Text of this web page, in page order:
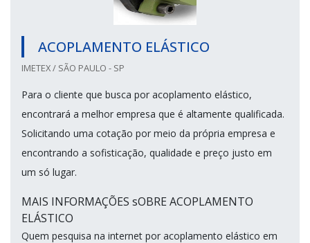
ACOPLAMENTO ELÁSTICO
IMETEX / SÃO PAULO - SP
Para o cliente que busca por acoplamento elástico,
encontrará a melhor empresa que é altamente qualificada.
Solicitando uma cotação por meio da própria empresa e
encontrando a sofisticação, qualidade e preço justo em
um só lugar.
MAIS INFORMAÇÕES sOBRE ACOPLAMENTO
ELÁSTICO
Quem pesquisa na internet por acoplamento elástico em